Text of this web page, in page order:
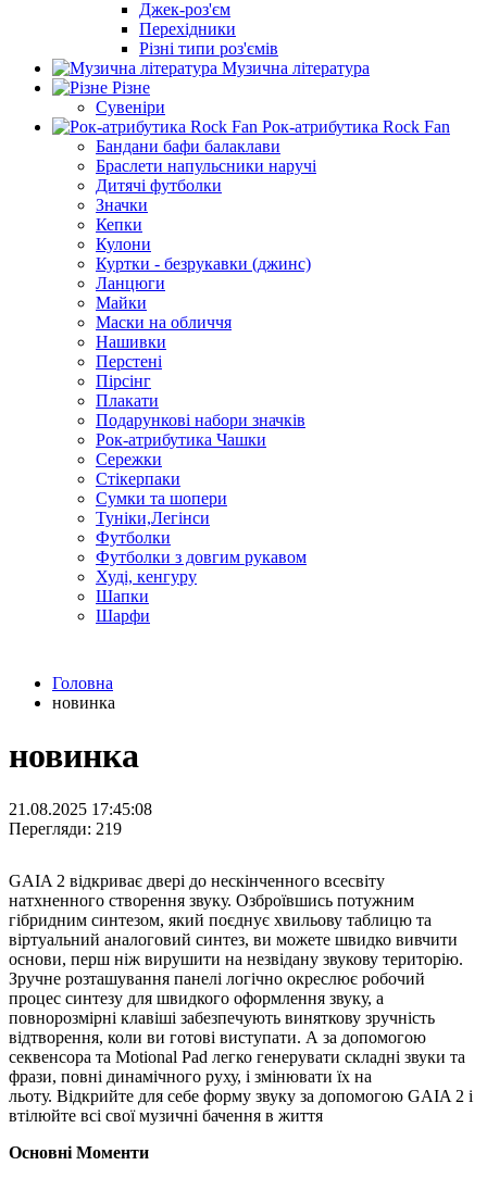
Джек-роз'єм
Перехідники
Різні типи роз'ємів
Музична література
Різне
Сувеніри
Рок-атрибутика Rock Fan
Бандани бафи балаклави
Браслети напульсники наручі
Дитячі футболки
Значки
Кепки
Кулони
Куртки - безрукавки (джинс)
Ланцюги
Майки
Маски на обличчя
Нашивки
Перстені
Пірсінг
Плакати
Подарункові набори значків
Рок-атрибутика Чашки
Сережки
Стікерпаки
Сумки та шопери
Туніки,Легінси
Футболки
Футболки з довгим рукавом
Худі, кенгуру
Шапки
Шарфи
Головна
новинка
новинка
21.08.2025 17:45:08
Перегляди: 219
GAIA 2 відкриває двері до нескінченного всесвіту
натхненного створення звуку. Озброївшись потужним
гібридним синтезом, який поєднує хвильову таблицю та
віртуальний аналоговий синтез, ви можете швидко вивчити
основи, перш ніж вирушити на незвідану звукову територію.
Зручне розташування панелі логічно окреслює робочий
процес синтезу для швидкого оформлення звуку, а
повнорозмірні клавіші забезпечують виняткову зручність
відтворення, коли ви готові виступати. А за допомогою
секвенсора та Motional Pad легко генерувати складні звуки та
фрази, повні динамічного руху, і змінювати їх на
льоту. Відкрийте для себе форму звуку за допомогою GAIA 2 і
втілюйте всі свої музичні бачення в життя
Основні Моменти